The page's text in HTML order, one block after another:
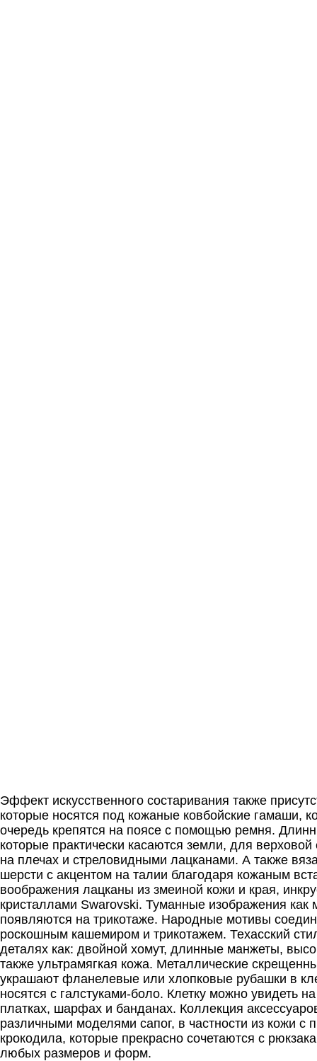
Эффект искусственного состаривания также
которые носятся под кожаные ковбойские гамаши,
очередь крепятся на поясе с помощью ремня.
которые практически касаются земли, для
на плечах и стреловидными лацканами. А также
шерсти с акцентом на талии благодаря кожаным
воображения лацканы из змеиной кожи и края,
кристаллами Swarovski. Туманные изображения как
появляются на трикотаже. Народные мотивы
роскошным кашемиром и трикотажем. Техасский
деталях как: двойной хомут, длинные манжеты,
также ультрамягкая кожа. Металлические
украшают фланелевые или хлопковые рубашки в
носятся с галстуками-боло. Клетку можно увидеть
платках, шарфах и банданах. Коллекция
различными моделями сапог, в частности из кожи с
крокодила, которые прекрасно сочетаются с
любых размеров и форм.